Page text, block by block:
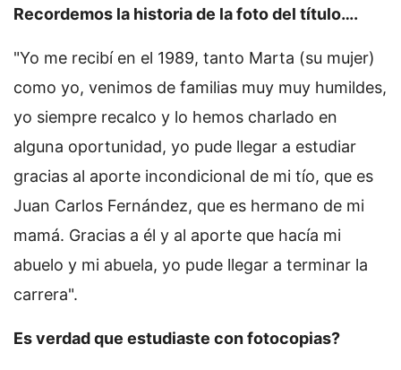
Recordemos la historia de la foto del título….
"Yo me recibí en el 1989, tanto Marta (su mujer)
como yo, venimos de familias muy muy humildes,
yo siempre recalco y lo hemos charlado en
alguna oportunidad, yo pude llegar a estudiar
gracias al aporte incondicional de mi tío, que es
Juan Carlos Fernández, que es hermano de mi
mamá. Gracias a él y al aporte que hacía mi
abuelo y mi abuela, yo pude llegar a terminar la
carrera".
Es verdad que estudiaste con fotocopias?